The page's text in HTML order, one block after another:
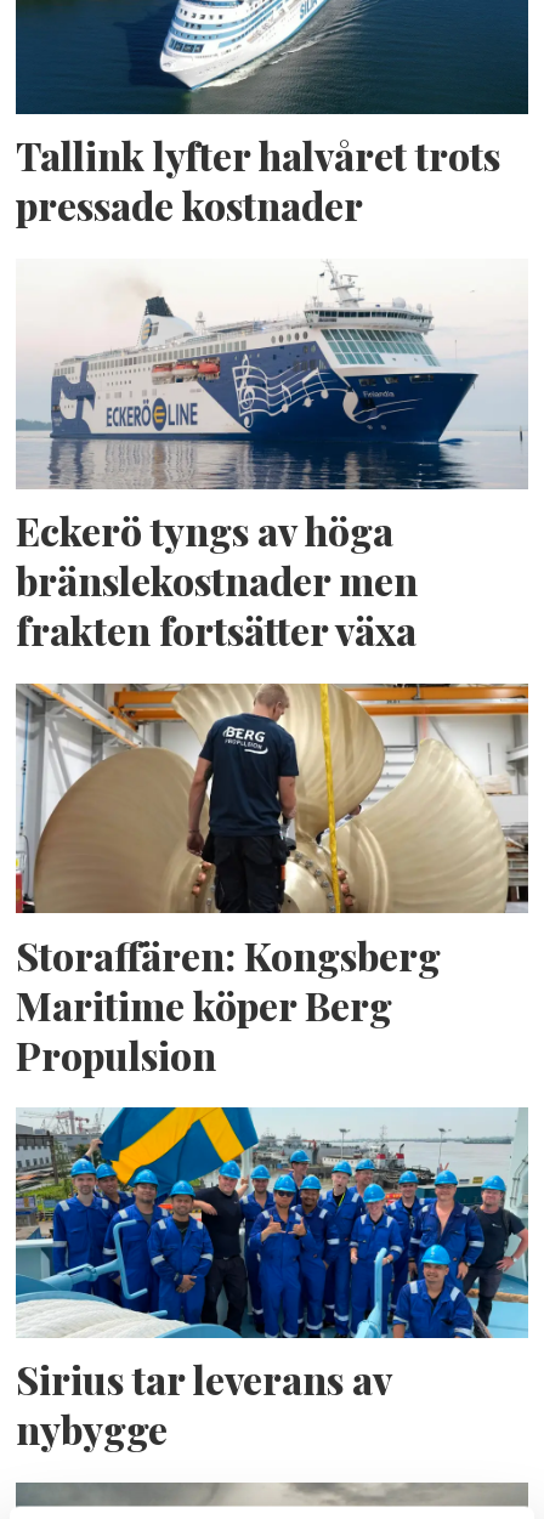
Tallink lyfter halvåret trots
pressade kostnader
Eckerö tyngs av höga
bränslekostnader men
frakten fortsätter växa
Storaffären: Kongsberg
Maritime köper Berg
Propulsion
Sirius tar leverans av
nybygge